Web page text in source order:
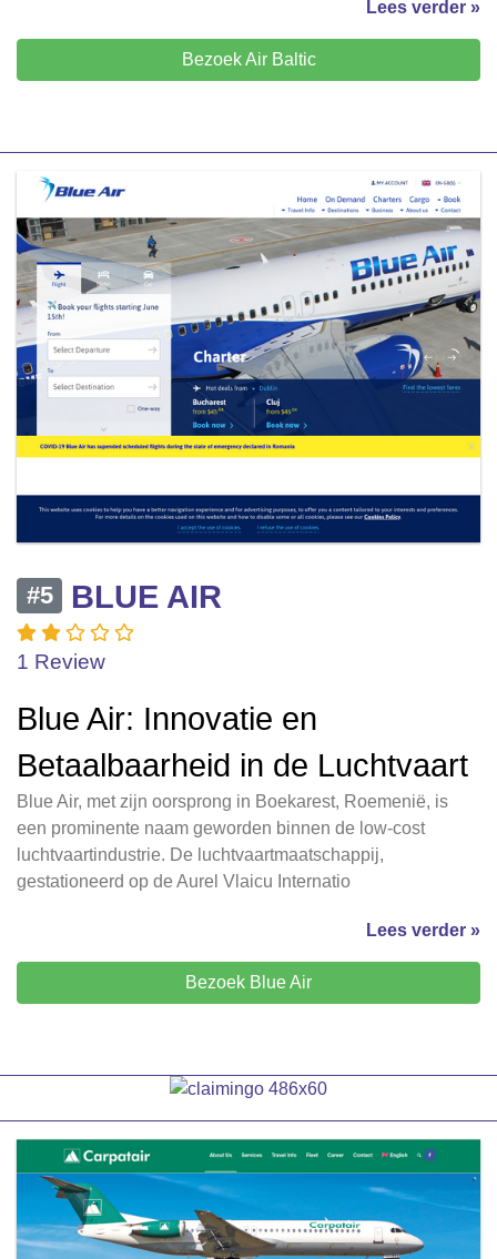
Lees verder »
Bezoek Air Baltic
#5 BLUE AIR
1 Review
Blue Air: Innovatie en
Betaalbaarheid in de Luchtvaart
Blue Air, met zijn oorsprong in Boekarest, Roemenië, is
een prominente naam geworden binnen de low-cost
luchtvaartindustrie. De luchtvaartmaatschappij,
gestationeerd op de Aurel Vlaicu Internatio
Lees verder »
Bezoek Blue Air